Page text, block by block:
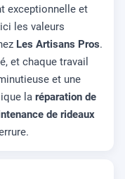
exceptionnelle et
les valeurs
Les Artisans Pros.
et chaque travail
et une
la réparation de
de rideaux